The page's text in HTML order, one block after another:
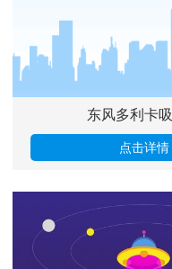
东风多利卡
点击详情